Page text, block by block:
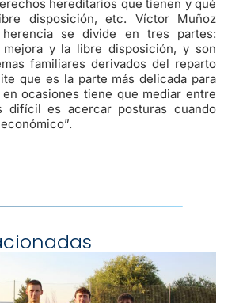
hereditarios que tienen y qué
disposición, etc. Víctor Muñoz
se divide en tres partes:
y la libre disposición, y son
familiares derivados del reparto
que es la parte más delicada para
ocasiones tiene que mediar entre
difícil es acercar posturas cuando